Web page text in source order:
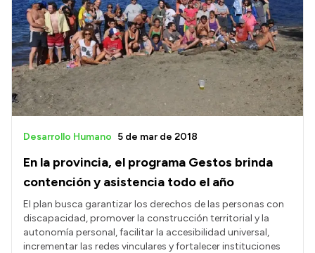
Login
En la provincia, el programa Gestos brinda
contención y asistencia todo el año
Desarrollo Humano 5 de mar de 2018
El plan busca garantizar los derechos de las personas con
discapacidad, promover la construcción territorial y la
autonomía personal, facilitar la accesibilidad universal,
incrementar las redes vinculares y fortalecer instituciones